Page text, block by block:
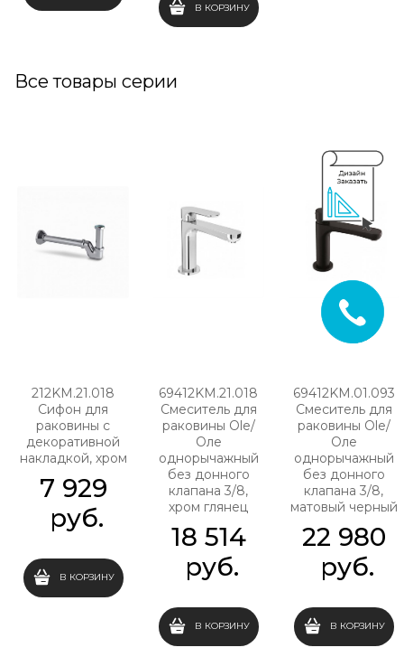
В КОРЗИНУ
Все товары серии
212KM.21.018
Сифон для
раковины с
декоративной
накладкой, хром
7 929
руб.
В КОРЗИНУ
69412KM.21.018
Смеситель для
раковины Ole/
Оле
однорычажный
без донного
клапана 3/8,
хром глянец
18 514
руб.
В КОРЗИНУ
69412KM.01.093
Смеситель для
раковины Ole/
Оле
однорычажный
без донного
клапана 3/8,
матовый черный
22 980
руб.
В КОРЗИНУ